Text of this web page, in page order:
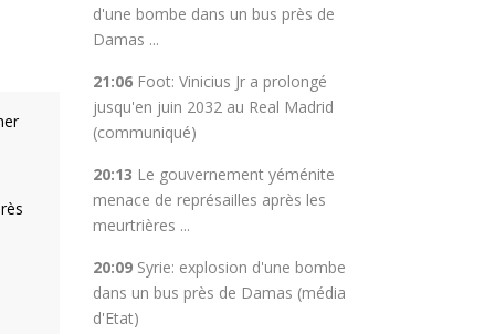
d'une bombe dans un bus près de
Damas ...
21:06 Foot: Vinicius Jr a prolongé
jusqu'en juin 2032 au Real Madrid
(communiqué)
20:13 Le gouvernement yéménite
menace de représailles après les
meurtrières ...
20:09 Syrie: explosion d'une bombe
dans un bus près de Damas (média
d'Etat)